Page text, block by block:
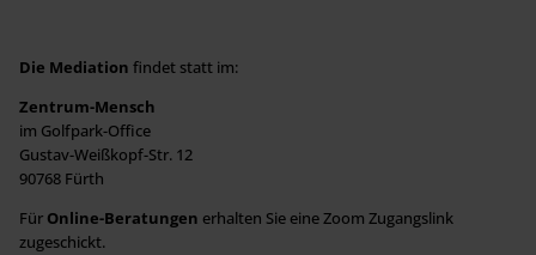
Die Mediation findet statt im:
Zentrum-Mensch
im Golfpark-Office
Gustav-Weißkopf-Str. 12
90768 Fürth
Für Online-Beratungen erhalten Sie eine Zoom Zugangslink
zugeschickt.